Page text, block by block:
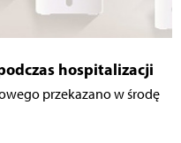
hospitalizacji
przekazano w środę